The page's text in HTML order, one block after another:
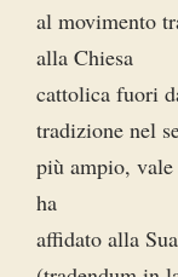
al movimento
alla Chiesa
cattolica fuori
tradizione nel
più ampio,
ha
affidato alla